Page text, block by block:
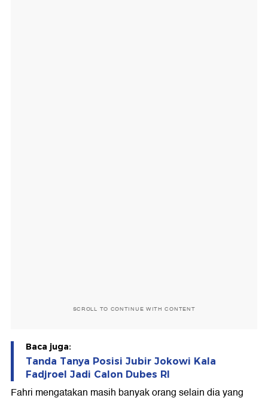
SCROLL TO CONTINUE WITH CONTENT
Baca juga:
Tanda Tanya Posisi Jubir Jokowi Kala
Fadjroel Jadi Calon Dubes RI
Fahri mengatakan masih banyak orang selain dia yang